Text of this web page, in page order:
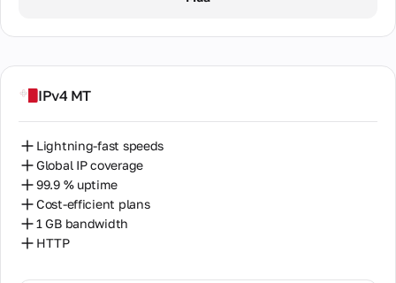
IPv4 MT
Lightning-fast speeds
Global IP coverage
99.9 % uptime
Cost-efficient plans
1 GB bandwidth
HTTP